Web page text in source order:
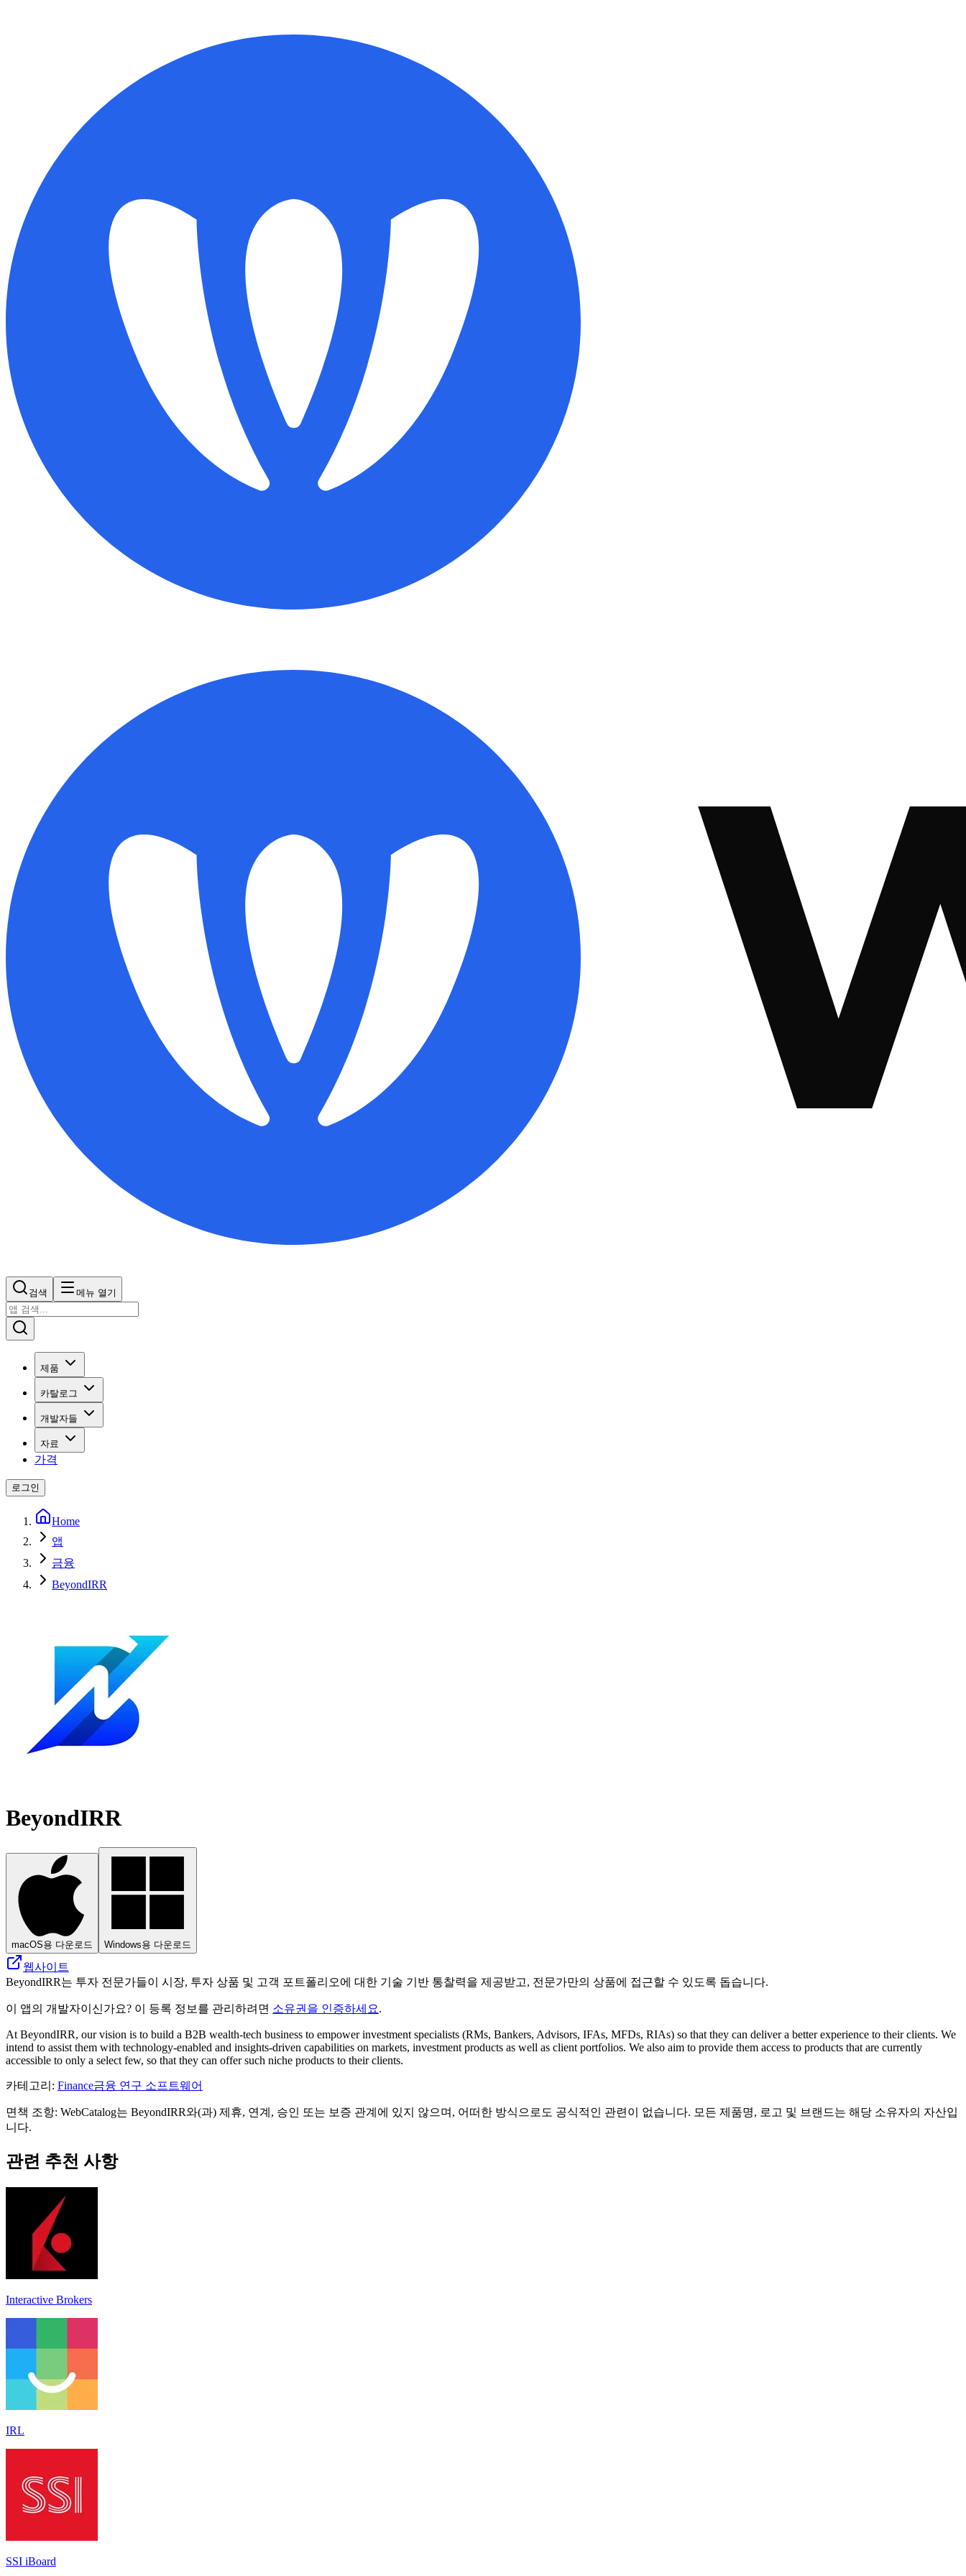
검색 메뉴 열기
제품
카탈로그
개발자들
자료
가격
로그인
Home
앱
금융
BeyondIRR
BeyondIRR
macOS용 다운로드 Windows용 다운로드
웹사이트
BeyondIRR는 투자 전문가들이 시장, 투자 상품 및 고객 포트폴리오에 대한 기술 기반 통찰력을 제공받고, 전문가만의 상품에 접근할 수 있도록 돕습니다.
이 앱의 개발자이신가요? 이 등록 정보를 관리하려면 소유권을 인증하세요.
At BeyondIRR, our vision is to build a B2B wealth-tech business to empower investment specialists (RMs, Bankers, Advisors, IFAs, MFDs, RIAs) so that they can deliver a better experience to their clients. We
intend to assist them with technology-enabled and insights-driven capabilities on markets, investment products as well as client portfolios. We also aim to provide them access to products that are currently
accessible to only a select few, so that they can offer such niche products to their clients.
카테고리 : Finance금융 연구 소프트웨어
면책 조항: WebCatalog는 BeyondIRR와(과) 제휴, 연계, 승인 또는 보증 관계에 있지 않으며, 어떠한 방식으로도 공식적인 관련이 없습니다. 모든 제품명, 로고 및 브랜드는 해당 소유자의 자산입
니다.
관련 추천 사항
Interactive Brokers
IRL
SSI iBoard